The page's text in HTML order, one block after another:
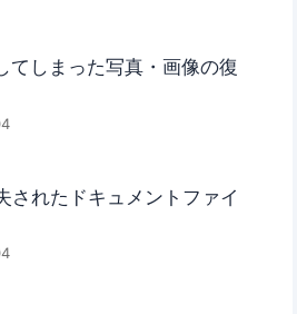
てしまった写真・画像の復
されたドキュメントファイ